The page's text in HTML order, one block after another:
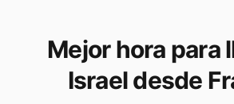
Mejor hora para
Israel desde